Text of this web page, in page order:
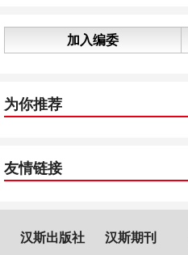
加入编委
为你推荐
友情链接
汉斯出版社 汉斯期刊